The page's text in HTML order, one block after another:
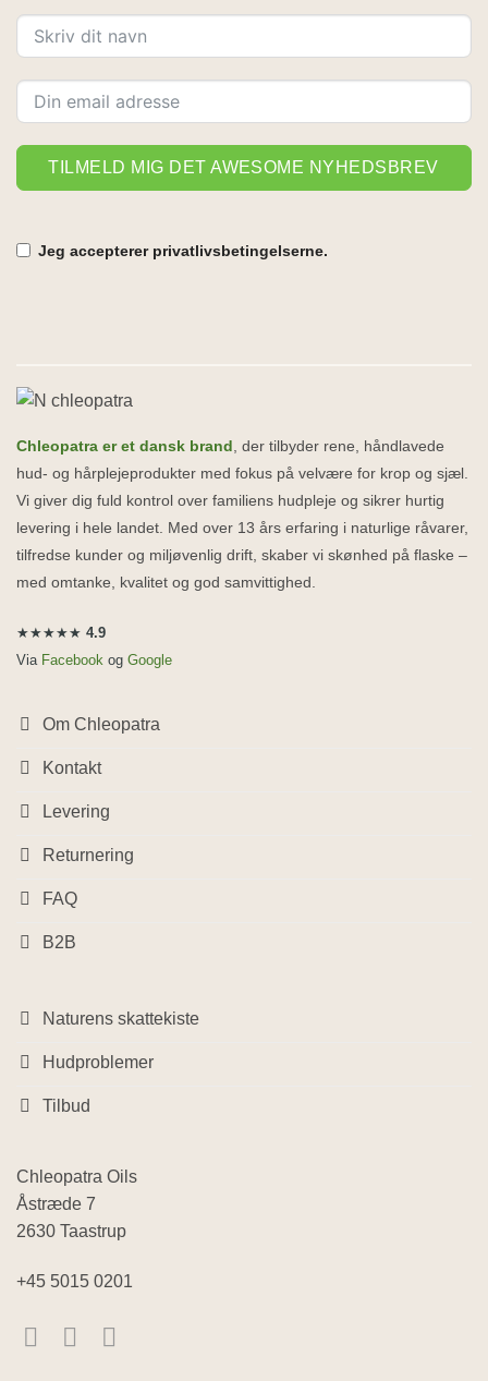
TILMELD MIG DET AWESOME NYHEDSBREV
Jeg accepterer privatlivsbetingelserne.
Chleopatra er et dansk brand , der tilbyder rene, håndlavede
hud- og hårplejeprodukter med fokus på velvære for krop og sjæl.
Vi giver dig fuld kontrol over familiens hudpleje og sikrer hurtig
levering i hele landet. Med over 13 års erfaring i naturlige råvarer,
tilfredse kunder og miljøvenlig drift, skaber vi skønhed på flaske –
med omtanke, kvalitet og god samvittighed.
★★★★★ 4.9
Via Facebook og Google
Om Chleopatra
Kontakt
Levering
Returnering
FAQ
B2B
Naturens skattekiste
Hudproblemer
Tilbud
Chleopatra Oils
Åstræde 7
2630 Taastrup
+45 5015 0201